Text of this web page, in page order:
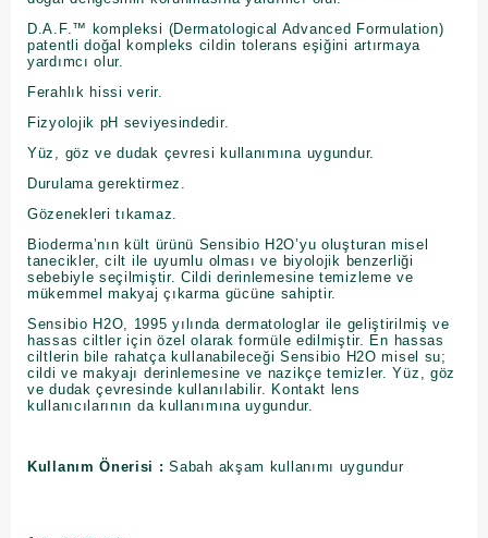
D.A.F.™ kompleksi (Dermatological Advanced Formulation)
patentli doğal kompleks cildin tolerans eşiğini artırmaya
yardımcı olur.
Ferahlık hissi verir.
Fizyolojik pH seviyesindedir.
Yüz, göz ve dudak çevresi kullanımına uygundur.
Durulama gerektirmez.
Gözenekleri tıkamaz.
Bioderma’nın kült ürünü Sensibio H2O’yu oluşturan misel
tanecikler, cilt ile uyumlu olması ve biyolojik benzerliği
sebebiyle seçilmiştir. Cildi derinlemesine temizleme ve
mükemmel makyaj çıkarma gücüne sahiptir.
Sensibio H2O, 1995 yılında dermatologlar ile geliştirilmiş ve
hassas ciltler için özel olarak formüle edilmiştir. En hassas
ciltlerin bile rahatça kullanabileceği Sensibio H2O misel su;
cildi ve makyajı derinlemesine ve nazikçe temizler. Yüz, göz
ve dudak çevresinde kullanılabilir. Kontakt lens
kullanıcılarının da kullanımına uygundur.
Kullanım Önerisi :Sabah akşam kullanımı uygundur